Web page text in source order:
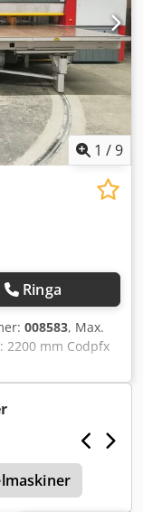
1 /9
Ringa
008583, Max.
2200 mm Codpfx
135 mm